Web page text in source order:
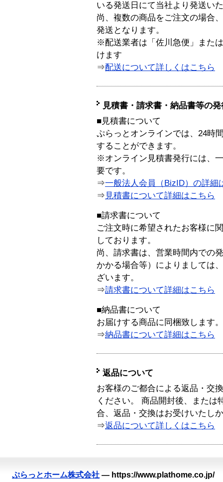
いる発送日にて当社より発送い
尚、複数の商品をご注文の場合
発送となります。
※配送業者は「佐川急便」また
けます
⇒配送について詳しくはこちら
見積書・請求書・納品書等の
■見積書について
ぷらっとオンラインでは、24時
することができます。
※オンライン見積書発行には、
要です。
⇒一般法人会員（BizID）の詳細
⇒ 見積書について詳細はこちら
■請求書について
ご注文時に希望されたお客様に
しております。
尚、請求書は、営業時間内での
かかる場合等）によりましては
ざいます。
⇒請求書について詳細はこちら
■納品書について
お届けする商品に同梱致します。
⇒納品書について詳細はこちら
返品について
お客様のご都合による返品・交
ください。 商品開封後、または
合、返品・交換はお受けいたし
⇒返品について詳しくはこちら
ぷらっとホーム株式会社 — https://www.plathome.co.jp/